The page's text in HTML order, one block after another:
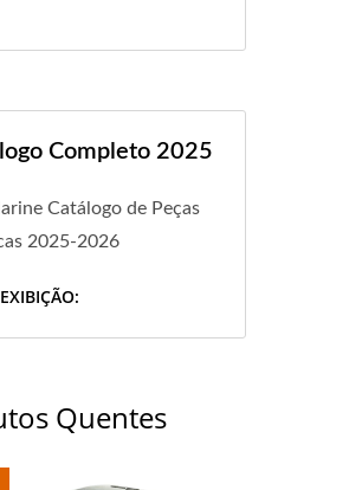
Completo 2025
Catálogo de Peças
2025-2026
EXIBIÇÃO:
Quentes